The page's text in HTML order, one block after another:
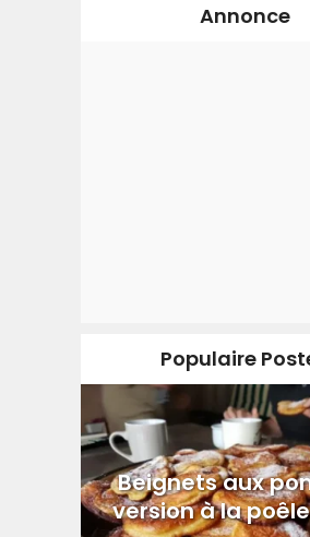
Annonce
Populaire
Beignets aux
version à la